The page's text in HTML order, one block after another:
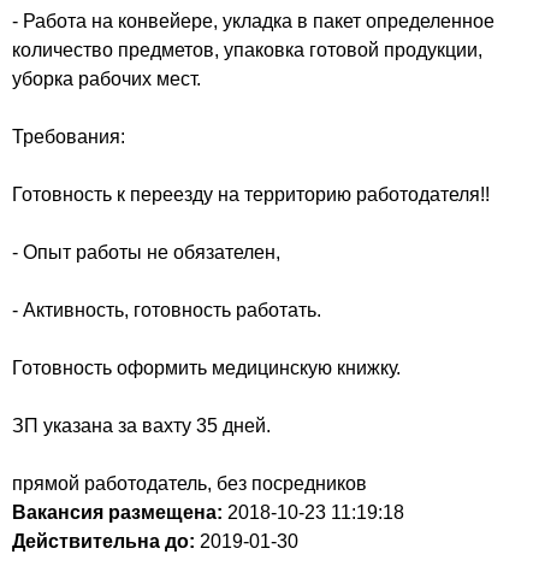
- Работа на конвейере, укладка в пакет определенное
количество предметов, упаковка готовой продукции,
уборка рабочих мест.
Требования:
Готовность к переезду на территорию работодателя!!
- Опыт работы не обязателен,
- Активность, готовность работать.
Готовность оформить медицинскую книжку.
ЗП указана за вахту 35 дней.
прямой работодатель, без посредников
Вакансия размещена: 2018-10-23 11:19:18
Действительна до: 2019-01-30